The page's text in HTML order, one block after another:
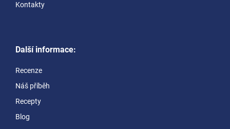
Kontakty
Další informace:
Recenze
Náš příběh
Recepty
Blog